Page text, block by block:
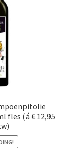
fles (á € 12,95